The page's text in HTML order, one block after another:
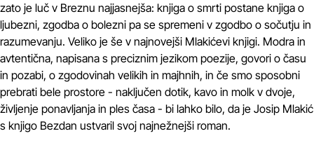
zato je luč v Breznu najjasnejša: knjiga o smrti postane knjiga o
ljubezni, zgodba o bolezni pa se spremeni v zgodbo o sočutju in
razumevanju. Veliko je še v najnovejši Mlakićevi knjigi. Modra in
avtentična, napisana s preciznim jezikom poezije, govori o času
in pozabi, o zgodovinah velikih in majhnih, in če smo sposobni
prebrati bele prostore - naključen dotik, kavo in molk v dvoje,
življenje ponavljanja in ples časa - bi lahko bilo, da je Josip Mlakić
s knjigo Bezdan ustvaril svoj najnežnejši roman.